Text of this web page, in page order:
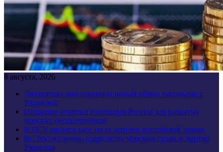
8 августа, 2026
Лантратова анонсировала новый обмен пленными с
Украиной
Патрушев отметил потенциал России для развития
морских беспилотников
В ВСУ начался хаос из-за успехов российской армии
ВС России вновь ударили по морским судам и портам
Украины